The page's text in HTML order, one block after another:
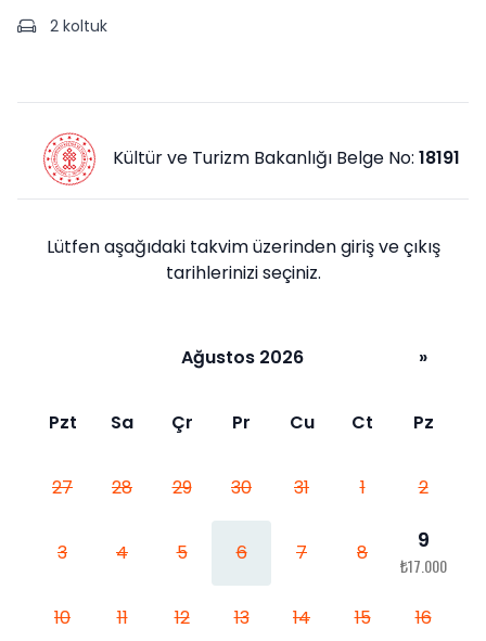
2 koltuk
Kültür ve Turizm Bakanlığı Belge No: 18191
Lütfen aşağıdaki takvim üzerinden giriş ve çıkış
tarihlerinizi seçiniz.
Ağustos 2026 »
Pzt Sa Çr Pr Cu Ct Pz
27 28 29 30 31 1 2
3 4 5 6 7 8 9
₺17.000
10 11 12 13 14 15 16